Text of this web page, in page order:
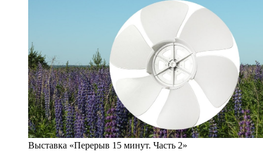
Выставка «Перерыв 15 минут. Часть 2»